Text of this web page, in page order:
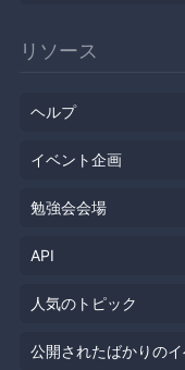
リソース
ヘルプ
イベント企画
勉強会会場
API
人気のトピック
公開されたばかりのイ